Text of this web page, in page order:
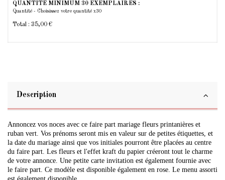
QUANTITÉ MINIMUM 30 EXEMPLAIRES :
Quantité - Choisissez votre quantité x30
Total : 35,00 €
Description
Annoncez vos noces avec ce faire part mariage fleurs printanières et
ruban vert. Vos prénoms seront mis en valeur sur de petites étiquettes, et
la date du mariage ainsi que vos initiales pourront être placées au centre
du faire part. Les fleurs et l'effet kraft du papier créeront tout le charme
de votre annonce. Une petite carte invitation est également fournie avec
le faire part. Ce modèle est disponible également en rose. Le menu assorti